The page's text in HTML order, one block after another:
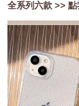
全系列六款 >> 點